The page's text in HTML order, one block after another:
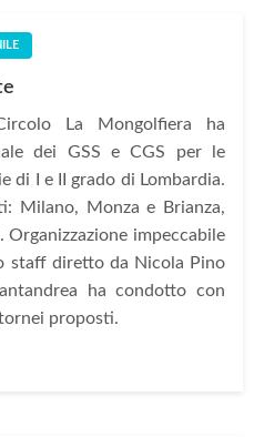
La Mongolfiera ha
dei GSS e CGS per le
di I e II grado di Lombardia.
Milano, Monza e Brianza,
Organizzazione impeccabile
staff diretto da Nicola Pino
ha condotto con
proposti.